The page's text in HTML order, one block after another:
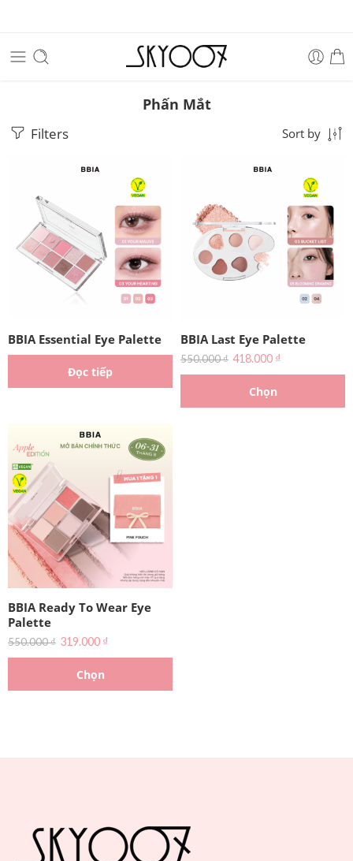
Phấn Mắt
Filters Sort by
BBIA Essential Eye Palette
Đọc tiếp
BBIA Last Eye Palette
550.000₫ 418.000 ₫
Chọn
BBIA Ready To Wear Eye
Palette
550.000₫ 319.000 ₫
Chọn